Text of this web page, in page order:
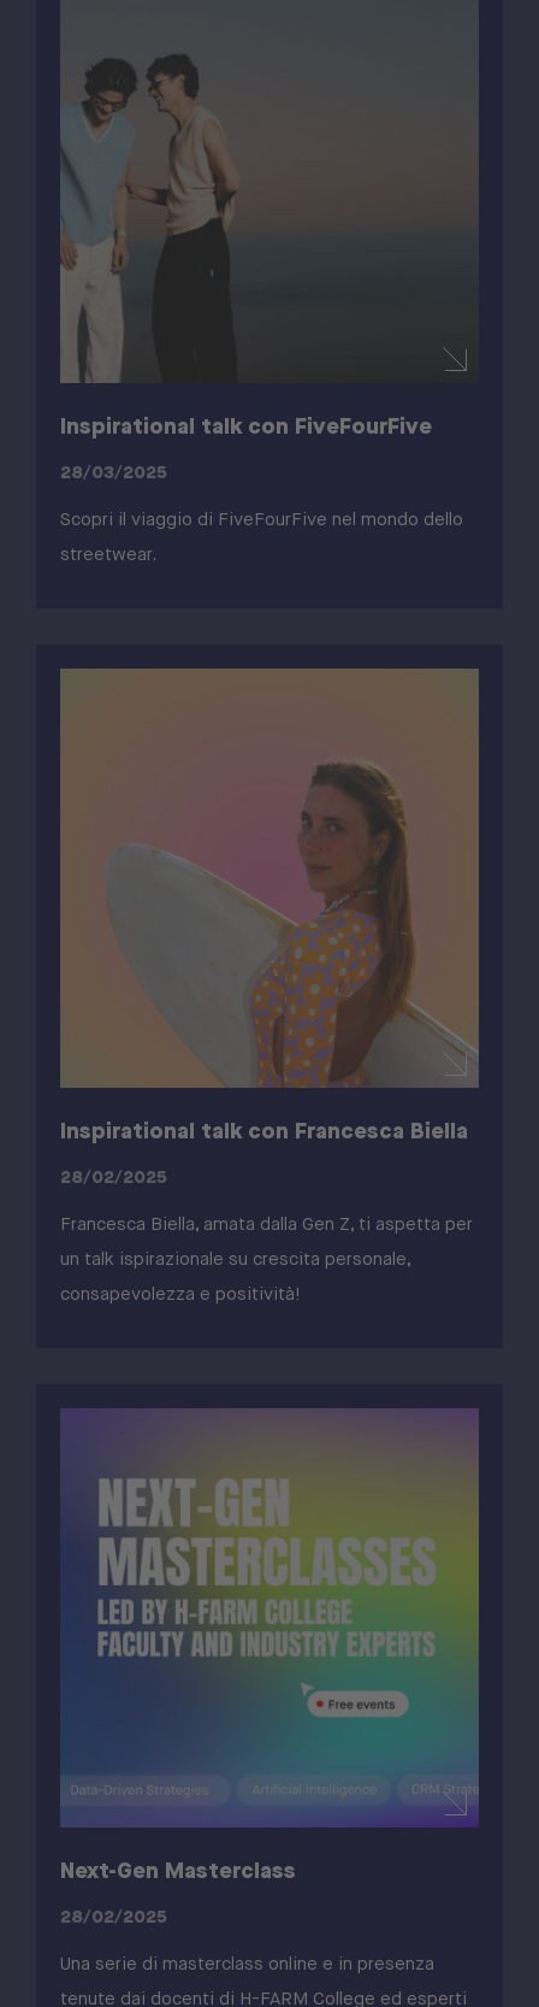
Inspirational talk con FiveFourFive
28/03/2025
Scopri il viaggio di FiveFourFive nel mondo dello
streetwear.
Inspirational talk con Francesca Biella
28/02/2025
Francesca Biella, amata dalla Gen Z, ti aspetta per
un talk ispirazionale su crescita personale,
consapevolezza e positività!
Next-Gen Masterclass
28/02/2025
Una serie di masterclass online e in presenza
tenute dai docenti di H-FARM College ed esperti